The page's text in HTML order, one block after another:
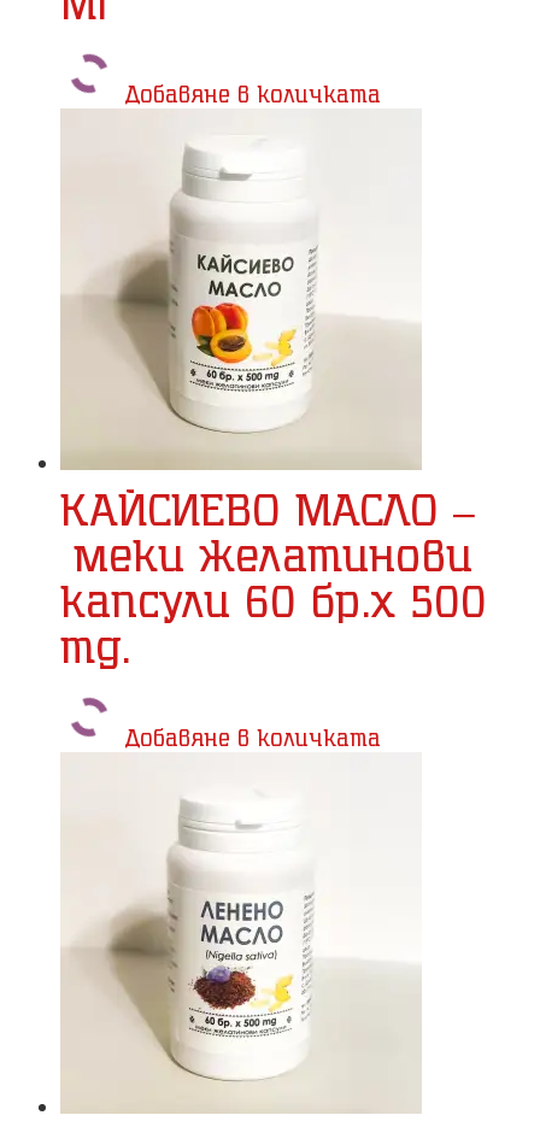
Добавяне в количката
КАЙСИЕВО МАСЛО –
меки желатинови
капсули 60 бр.x 500
mg.
Добавяне в количката